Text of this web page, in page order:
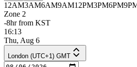
12AM3AM6AM9AM12PM3PM6PM
Zone 2
-8hr from KST
16:13
Thu, Aug 6
London (UTC+1) GMT